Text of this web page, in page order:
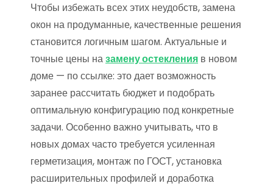
Чтобы избежать всех этих неудобств, замена
окон на продуманные, качественные решения
становится логичным шагом. Актуальные и
точные цены назамену остекления в новом
доме — по ссылке: это дает возможность
заранее рассчитать бюджет и подобрать
оптимальную конфигурацию под конкретные
задачи. Особенно важно учитывать, что в
новых домах часто требуется усиленная
герметизация, монтаж по ГОСТ, установка
расширительных профилей и доработка